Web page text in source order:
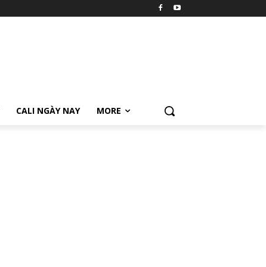
CALI NGÀY NAY MORE